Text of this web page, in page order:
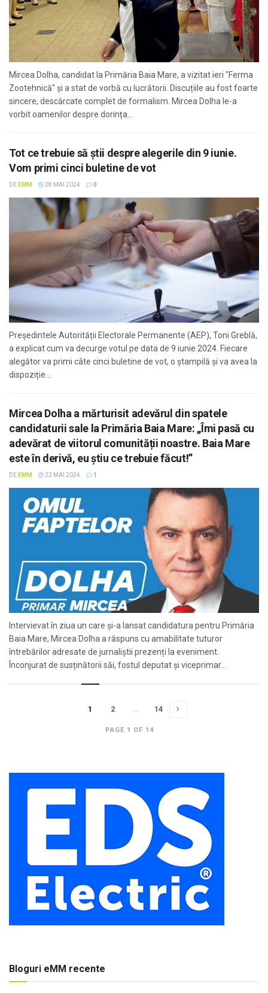
Mircea Dolha, candidat la Primăria Baia Mare, a vizitat ieri "Ferma
Zootehnică" și a stat de vorbă cu lucrătorii. Discuțiile au fost foarte
sincere, descărcate complet de formalism. Mircea Dolha le-a
vorbit oamenilor despre dorința...
Tot ce trebuie să știi despre alegerile din 9 iunie.
Vom primi cinci buletine de vot
DE EMM 28 MAI 2024 0
Președintele Autorității Electorale Permanente (AEP), Toni Greblă,
a explicat cum va decurge votul pe data de 9 iunie 2024. Fiecare
alegător va primi câte cinci buletine de vot, o ștampilă și va avea la
dispoziție...
Mircea Dolha a mărturisit adevărul din spatele
candidaturii sale la Primăria Baia Mare: „Îmi pasă cu
adevărat de viitorul comunității noastre. Baia Mare
este în derivă, eu știu ce trebuie făcut!”
DE EMM 22 MAI 2024 1
Intervievat în ziua un care și-a lansat candidatura pentru Primăria
Baia Mare, Mircea Dolha a răspuns cu amabilitate tuturor
întrebărilor adresate de jurnaliștii prezenți la eveniment.
Înconjurat de susținătorii săi, fostul deputat și viceprimar...
PAGE 1 OF 14
1 2 … 14
Bloguri eMM recente